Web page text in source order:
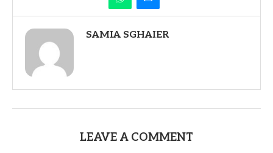
SAMIA SGHAIER
LEAVE A COMMENT